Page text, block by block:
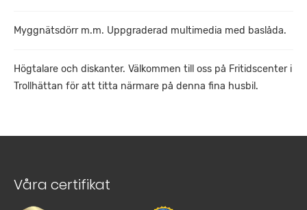
Myggnätsdörr m.m. Uppgraderad multimedia med baslåda.
Högtalare och diskanter. Välkommen till oss på Fritidscenter i
Trollhättan för att titta närmare på denna fina husbil.
Våra certifikat